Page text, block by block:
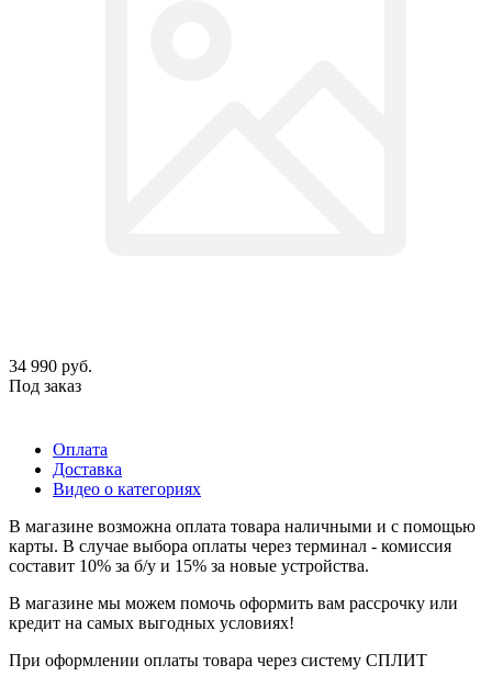
34 990 руб.
Под заказ
Оплата
Доставка
Видео о категориях
В магазине возможна оплата товара наличными и с помощью
карты. В случае выбора оплаты через терминал - комиссия
составит 10% за б/у и 15% за новые устройства.
В магазине мы можем помочь оформить вам рассрочку или
кредит на самых выгодных условиях!
При оформлении оплаты товара через систему СПЛИТ